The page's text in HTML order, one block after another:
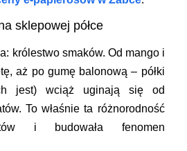
sklepowej półce
królestwo smaków. Od mango i
aż po gumę balonową – półki
jest) wciąż uginają się od
To właśnie ta różnorodność
i budowała fenomen